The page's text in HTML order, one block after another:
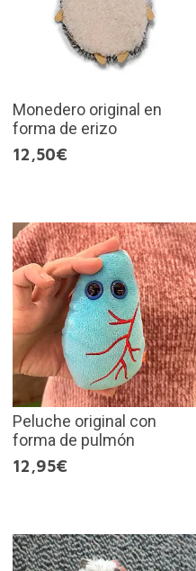
Monedero original en
forma de erizo
12,50€
Peluche original con
forma de pulmón
12,95€